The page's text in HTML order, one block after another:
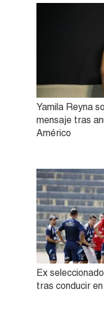
Yamila Reyna
mensaje tras
Américo
Ex
tras conducir